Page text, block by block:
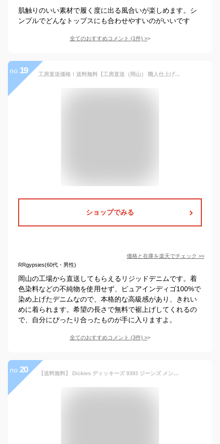
肌触りのいい素材で履く度に出る風合いが楽しめます。シ
ンプルでどんなトップスにも合わせやすいのがいいです
全てのおすすめコメント (1件) >
no. 19 工房直送価格！送料無料【工房直送（岡山） 職人仕上げ】∞KAKEYA JEANS∞ -made in japan-3rd model puro(クロキ製 ピュアデニム仕様)レギュラーストレートジーンズ [リジッド(生)デニム])
ショップでみる
価格と在庫を楽天でチェック >>
RRgypsies(60代・男性)
岡山の工場から直送してもらえるリジッドデニムです。着
色染料などの不純物を使用せず、ピュアインディゴ100%で
染め上げたデニムなので、本格的な高級感があり、きれい
めに着られます。希望の長さで無料で裾上げしてくれるの
で、自分にぴったり合ったものが手に入りますよ。
全てのおすすめコメント (3件) >
no. 20 【送料無料】 Dickies ディッキーズ 9393 ジーンズ メンズ デニム リジッド ウォッシュ ストレート 大きいサイズ 太め 太い ゆったり パンツ ズボン ブランド アメカジ ストリート カジュアル USAモデル